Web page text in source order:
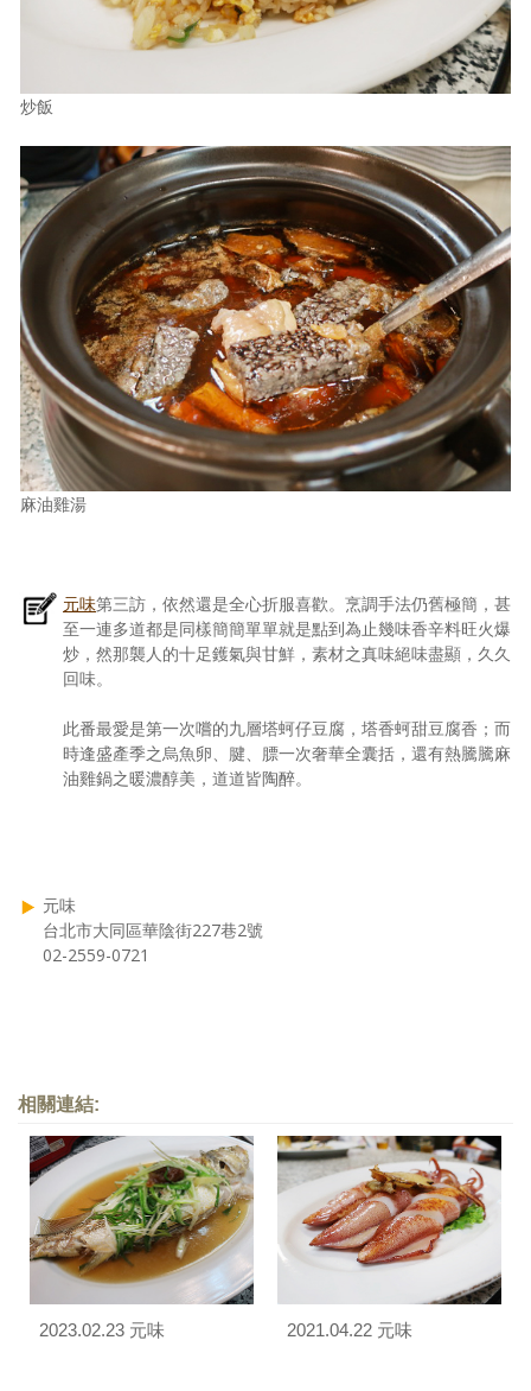
炒飯
麻油雞湯
元味第三訪，依然還是全心折服喜歡。烹調手法仍舊極簡，甚
至一連多道都是同樣簡簡單單就是點到為止幾味香辛料旺火爆
炒，然那襲人的十足鑊氣與甘鮮，素材之真味絕味盡顯，久久
回味。
此番最愛是第一次嚐的九層塔蚵仔豆腐，塔香蚵甜豆腐香；而
時逢盛產季之烏魚卵、腱、膘一次奢華全囊括，還有熱騰騰麻
油雞鍋之暖濃醇美，道道皆陶醉。
元味
台北市大同區華陰街227巷2號
02-2559-0721
相關連結:
2023.02.23 元味 2021.04.22 元味